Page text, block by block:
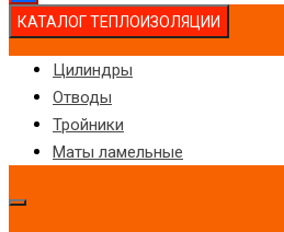
КАТАЛОГ ТЕПЛОИЗОЛЯЦИИ
Цилиндры
Отводы
Тройники
Маты ламельные